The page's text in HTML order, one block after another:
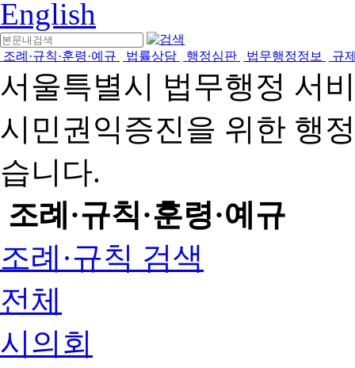
English
조례·규칙·훈령·예규 법률상담 행정심판 법무행정정보 규
서울특별시 법무행정 서
시민권익증진을 위한 행
습니다.
조례·규칙·훈령·예규
조례·규칙 검색
전체
시의회